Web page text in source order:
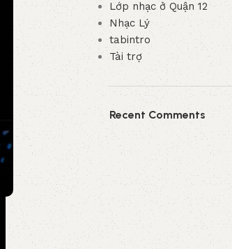
Lớp nhạc ở Quận 12
Nhạc Lý
tabintro
Tài trợ
Recent Comments